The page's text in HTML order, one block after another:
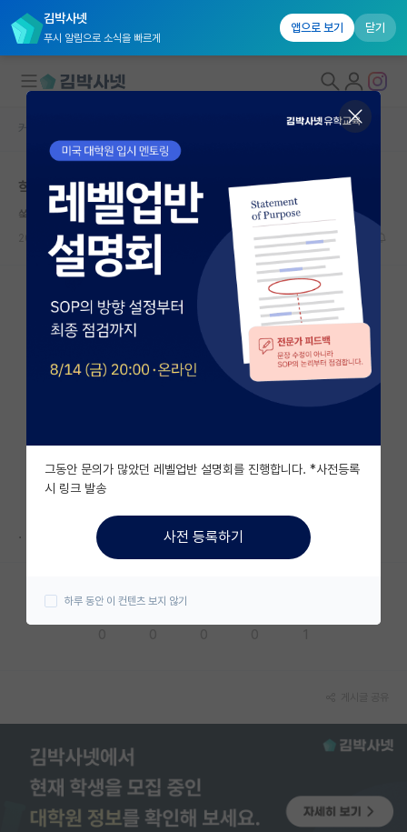
김박사넷
푸시 알림으로 소식을 빠르게
앱으로 보기 닫기
대학원생 모집
국내대학원 정보
연구실&오픈랩
커뮤니티
커뮤니티 홈
전체글보기
베스트 게시판
자유 게시판(아무개랩)
미국 유학 게시판
미국 대학원 합격 후기 게시판
대학원생 모집 게시판
연구실(PI) 홍보 게시판
취업 게시판
임용 후기 게시판
커뮤니티 홈
학부 인턴 중도 포기 조언
쑥스러운 스티븐 호킹
2026.07.09 6 723
.
그동안 문의가 많았던 레벨업반 설명회를 진행합니다. *사전등록
시 링크 발송
사전 등록하기
하루 동안 이 컨텐츠 보지 않기